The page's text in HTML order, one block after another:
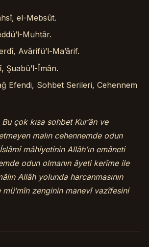
el-Mebsût.
Muhtâr.
Avârifü’l-Ma’ârif.
Şuabü’l-Îmân.
Efendi, Sohbet Serileri, Cehennem
çok kısa sohbet Kur’ân ve
malın cehennemde odun
mâhiyetinin Allâh’ın emâneti
odun olmanın âyeti kerîme ile
Allâh yolunda harcanmasının
zenginin manevî vazîfesini